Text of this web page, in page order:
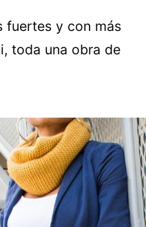
fuertes y con más
toda una obra de